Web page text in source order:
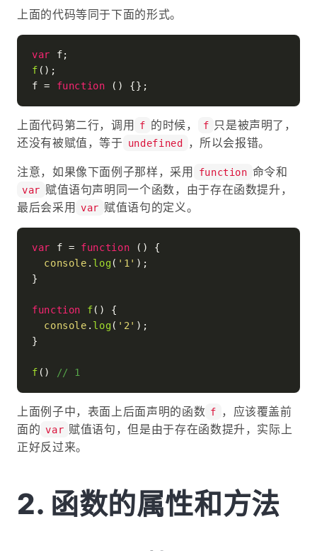
上面的代码等同于下面的形式。
var
f ();
f = function (
上面代码第二行，调用 f 的时候， f 只是被声明了，
还没有被赋值，等于 undefined ，所以会报错。
注意，如果像下面例子那样，采用 function 命令和
var 赋值语句声明同一个函数，由于存在函数提升，
最后会采用 var 赋值语句的定义。
var f = function ( ) {
console . log( '1' );
}
function f( ) {
console . log( '2' );
}
f () // 1
上面例子中，表面上后面声明的函数 f
，应该覆盖前
面的 var 赋值语句，但是由于存在函数提升，实际上
正好反过来。
函数的属性和方法